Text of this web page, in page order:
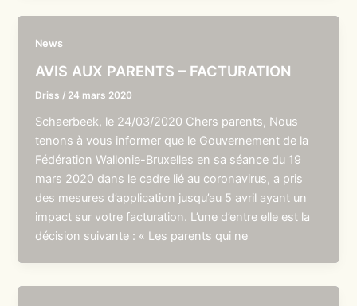
News
AVIS AUX PARENTS – FACTURATION
Driss / 24 mars 2020
Schaerbeek, le 24/03/2020 Chers parents, Nous
tenons à vous informer que le Gouvernement de la
Fédération Wallonie-Bruxelles en sa séance du 19
mars 2020 dans le cadre lié au coronavirus, a pris
des mesures d’application jusqu’au 5 avril ayant un
impact sur votre facturation. L’une d’entre elle est la
décision suivante : « Les parents qui ne